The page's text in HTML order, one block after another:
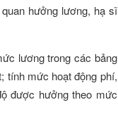
hưởng lương, hạ sĩ
lương trong các bảng
tính mức hoạt động phí,
được hưởng theo mức